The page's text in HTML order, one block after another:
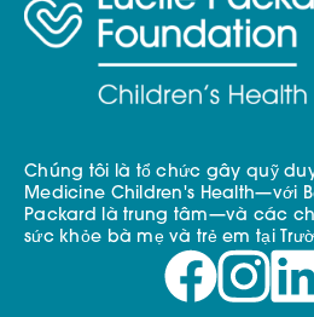
Chúng tôi là tổ chức gây quỹ
Medicine Children's Health—với
Packard là trung tâm—và các
sức khỏe bà mẹ và trẻ em tại